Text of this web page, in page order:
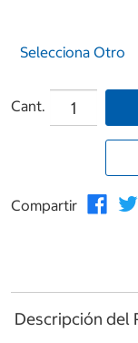
Selecciona Otro
Cant.
Compartir
Descripción del